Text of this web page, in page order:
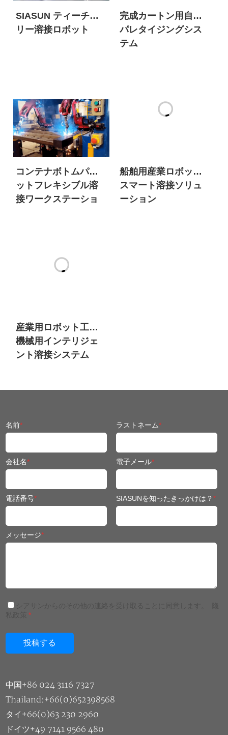
SIASUN ティーチフ
リー溶接ロボット
完成カートン用自動
パレタイジングシス
テム
コンテナボトムパレ
ットフレキシブル溶
接ワークステーショ
船舶用産業ロボット
スマート溶接ソリュ
ーション
産業用ロボット工学
機械用インテリジェ
ント溶接システム
名前* ラストネーム*
会社名* 電子メール*
電話番号* SIASUNを知ったきっかけは？*
メッセージ*
*
中国+86 024 3116 7327
Thailand:+66(0)652398568
タイ+66(0)63 230 2960
ドイツ+49 7141 9566 480